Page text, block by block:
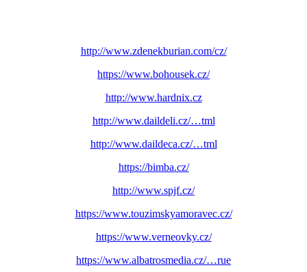
http://www.zdenekburian.com/cz/
https://www.bohousek.cz/
http://www.hardnix.cz
http://www.daildeli.cz/…tml
http://www.daildeca.cz/…tml
https://bimba.cz/
http://www.spjf.cz/
https://www.touzimskyamoravec.cz/
https://www.verneovky.cz/
https://www.albatrosmedia.cz/…rue